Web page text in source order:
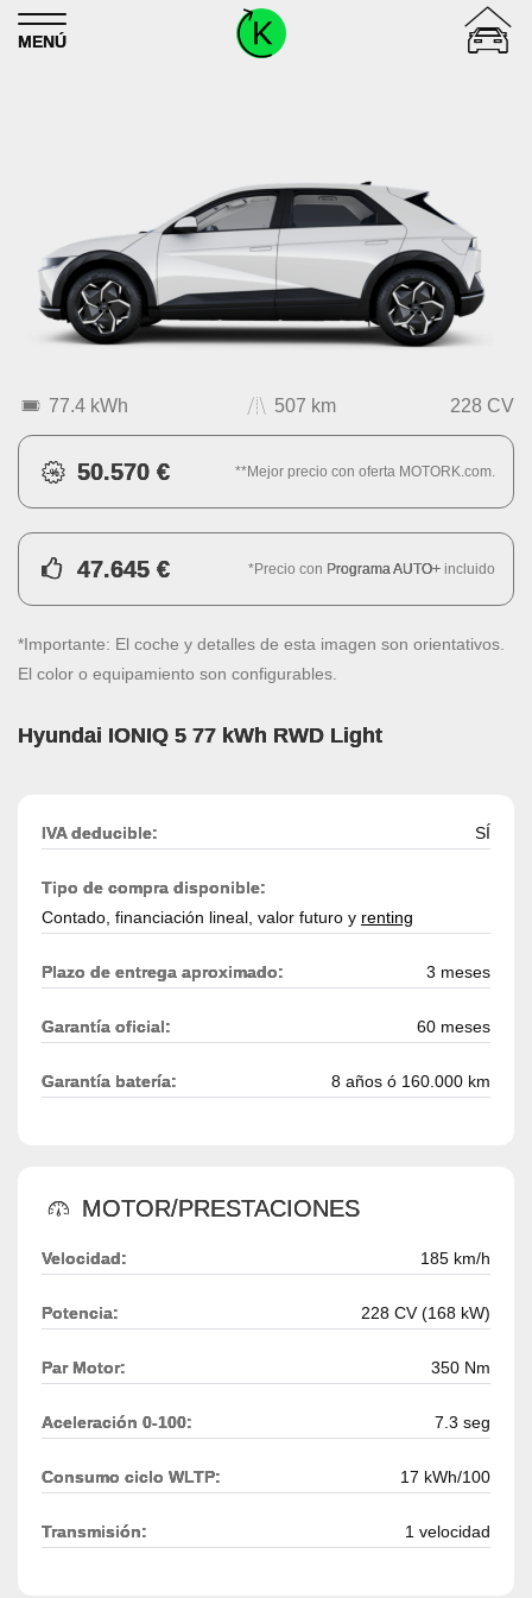
Skip to content
MENÚ
77.4 kWh 507 km 228 CV
50.570 € **Mejor precio con oferta MOTORK.com.
47.645 € *Precio con Programa AUTO+ incluido
*Importante: El coche y detalles de esta imagen son orientativos.
El color o equipamiento son configurables.
Hyundai IONIQ 5 77 kWh RWD Light
IVA deducible: SÍ
Tipo de compra disponible:
Contado, financiación lineal, valor futuro y renting
Plazo de entrega aproximado: 3 meses
Garantía oficial: 60 meses
Garantía batería: 8 años ó 160.000 km
MOTOR/PRESTACIONES
Velocidad: 185 km/h
Potencia: 228 CV (168 kW)
Par Motor: 350 Nm
Aceleración 0-100: 7.3 seg
Consumo ciclo WLTP: 17 kWh/100
Transmisión: 1 velocidad